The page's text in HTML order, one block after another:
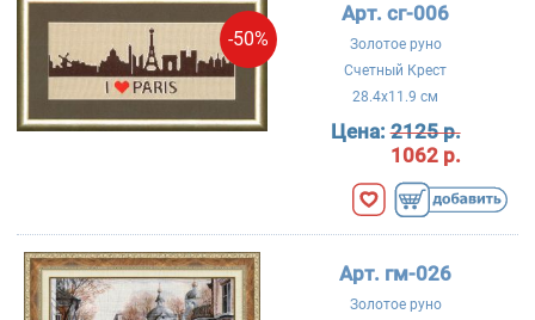
-50%
Арт. сг-006
Золотое руно
Счетный Крест
28.4x11.9 см
Цена:2125 р.
1062 р.
Арт. гм-026
Золотое руно